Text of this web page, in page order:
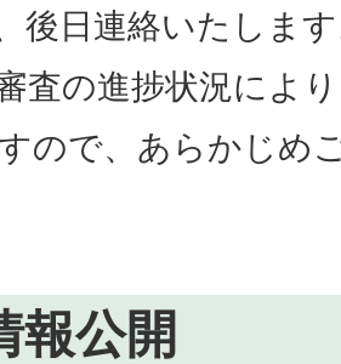
後日連絡いたしま
査の進捗状況によ
ので、あらかじめ
報公開